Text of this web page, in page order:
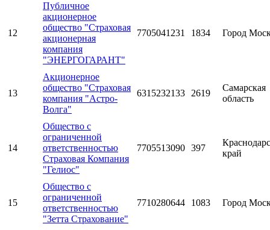
12
Публичное
акционерное
общество "Страховая
акционерная
компания
"ЭНЕРГОГАРАНТ"
7705041231 1834 Город
13
Акционерное
общество "Страховая
компания "Астро-
Волга"
6315232133 2619
Самарская
область
14
Общество с
ограниченной
ответственностью
Страховая Компания
"Гелиос"
7705513090 397
край
15
Общество с
ограниченной
ответственностью
"Зетта Страхование"
7710280644 1083 Город